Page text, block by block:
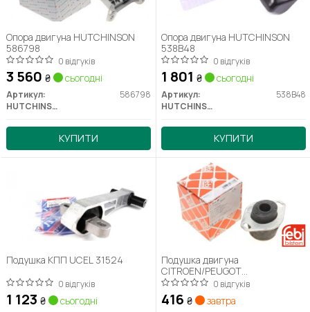
Опора двигуна HUTCHINSON
586798
0 відгуків
3 560 ₴ сьогодні
Артикул:
586798
HUTCHINSON
КУПИТИ
Опора двигуна HUTCHINSON
538B48
0 відгуків
1 801 ₴ сьогодні
Артикул:
538B48
HUTCHINSON
КУПИТИ
Подушка КПП UCEL 31524
0 відгуків
1 123 ₴ сьогодні
Подушка двигуна
CITROEN/PEUGOT
Berlingo/C4/Xsara/106/206/
0 відгуків
416 ₴ завтра